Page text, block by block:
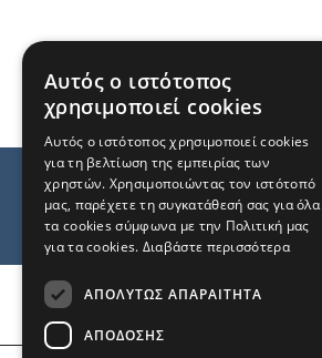
Αυτός ο ιστότοπος
χρησιμοποιεί cookies
Αυτός ο ιστότοπος χρησιμοποιεί cookies
για τη βελτίωση της εμπειρίας των
χρηστών. Χρησιμοποιώντας τον ιστότοπό
μας, παρέχετε τη συγκατάθεσή σας για όλα
τα cookies σύμφωνα με την Πολιτική μας
για τα cookies. Διαβάστε περισσότερα
ΑΠΟΛΎΤΩΣ ΑΠΑΡΑΊΤΗΤΑ
ΑΠΌΔΟΣΗΣ